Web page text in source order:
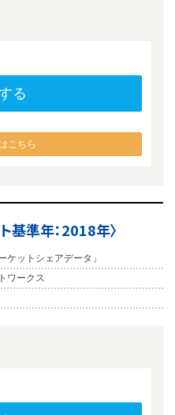
る
こちら
基準年：2018年〉
ケットシェアデータ」
ワークス